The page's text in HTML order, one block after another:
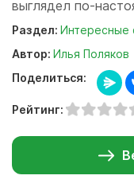
выглядел по-
Раздел: Интересные
Автор: Илья Поляков
Поделиться:
Рейтинг: